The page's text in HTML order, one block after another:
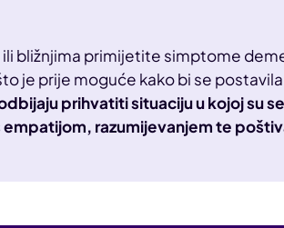
ili bližnjima primijetite simptome
je prije moguće kako bi se
prihvatiti situaciju u kojoj su
razumijevanjem te